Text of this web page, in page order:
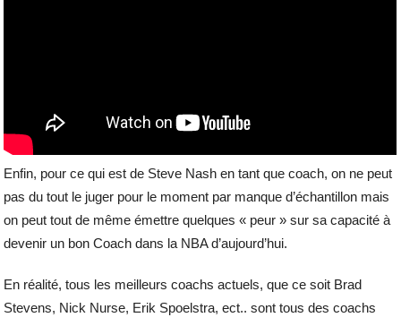
Enfin, pour ce qui est de Steve Nash en tant que coach, on ne peut
pas du tout le juger pour le moment par manque d’échantillon mais
on peut tout de même émettre quelques « peur » sur sa capacité à
devenir un bon Coach dans la NBA d’aujourd’hui.
En réalité, tous les meilleurs coachs actuels, que ce soit Brad
Stevens, Nick Nurse, Erik Spoelstra, ect.. sont tous des coachs